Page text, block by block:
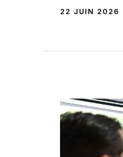
22 JUIN 2026